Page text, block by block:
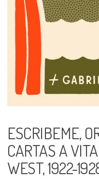
ESCRIBEME,
CARTAS A
WEST, 1922-